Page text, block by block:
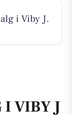
i Viby J.
I VIBY J